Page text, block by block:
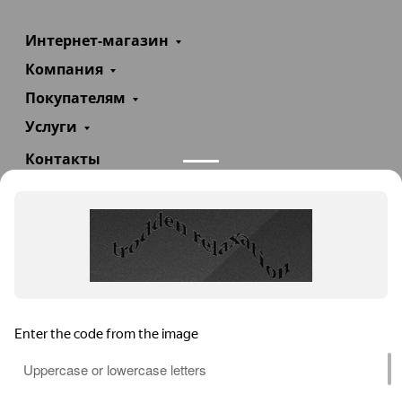
Интернет-магазин
Компания
Покупателям
Услуги
Контакты
info@teploexpert.com
Пн—Сб 09:00 – 18:00
TeploExpert.com © 2008 - 2026 Оборудование для
систем отопления, водоснабжения, канализации